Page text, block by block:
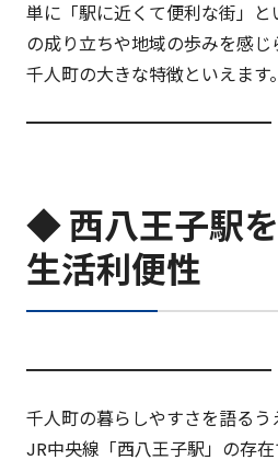
単に「駅に近くて便利な街」
の成り立ちや地域の歩みを感じ
千人町の大きな特徴といえます。
━━━━━━━━━━━━━━
◆ 西八王子駅
生活利便性
━━━━━━━━━━━━━━
千人町の暮らしやすさを語るう
JR中央線「西八王子駅」の存